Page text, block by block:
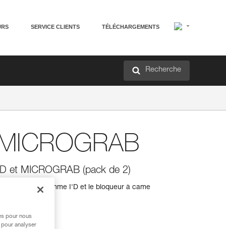
SERVICE CLIENTS TÉLÉCHARGEMENTS
Recherche
et MICROGRAB (pack de 2)
de la gamme I'D et le bloqueur à came
pour nous
analyser